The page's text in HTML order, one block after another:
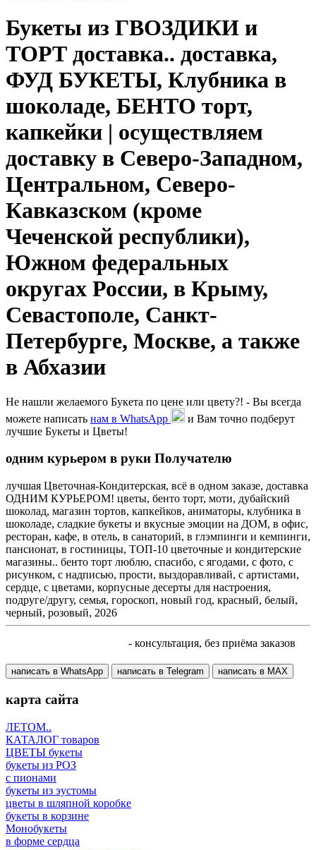
Букеты из ГВОЗДИКИ и
ТОРТ доставка.. доставка,
ФУД БУКЕТЫ, Клубника в
шоколаде, БЕНТО торт,
капкейки | осуществляем
доставку в Северо-Западном,
Центральном, Северо-
Кавказском (кроме
Чеченской республики),
Южном федеральных
округах России, в Крыму,
Севастополе, Санкт-
Петербурге, Москве, а также
в Абхазии
Не нашли желаемого Букета по цене или цвету?! - Вы всегда
можете написать нам в WhatsApp
и Вам точно подберут
лучшие Букеты и Цветы!
одним курьером в руки Получателю
лучшая Цветочная-Кондитерская, всё в одном заказе, доставка
ОДНИМ КУРЬЕРОМ! цветы, бенто торт, моти, дубайский
шоколад, магазин тортов, капкейков, аниматоры, клубника в
шоколаде, сладкие букеты и вкусные эмоции на ДОМ, в офис,
ресторан, кафе, в отель, в санаторий, в глэмпинги и кемпинги,
пансионат, в гостиницы, ТОП-10 цветочные и кондитерские
магазины.. бенто торт люблю, спасибо, с ягодами, с фото, с
рисунком, с надписью, прости, выздоравливай, с артистами,
сердце, с цветами, корпусные десерты для настроения,
подруге/другу, семья, гороскоп, новый год, красный, белый,
черный, розовый, 2026
- консультация, без приёма заказов
написать в WhatsApp написать в Telegram написать в МАХ
карта сайта
ЛЕТОМ..
КАТАЛОГ товаров
ЦВЕТЫ букеты
букеты из РОЗ
с пионами
букеты из эустомы
цветы в шляпной коробке
букеты в корзине
Монобукеты
в форме сердца